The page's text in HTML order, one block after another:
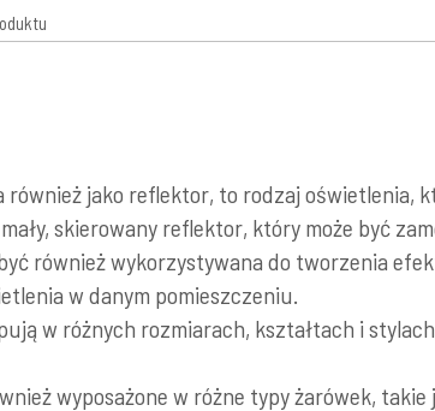
również jako reflektor, to rodzaj oświetlenia,
skierowany reflektor, który może być
również wykorzystywana do tworzenia
w danym pomieszczeniu.
w różnych rozmiarach, kształtach i
wyposażone w różne typy żarówek,